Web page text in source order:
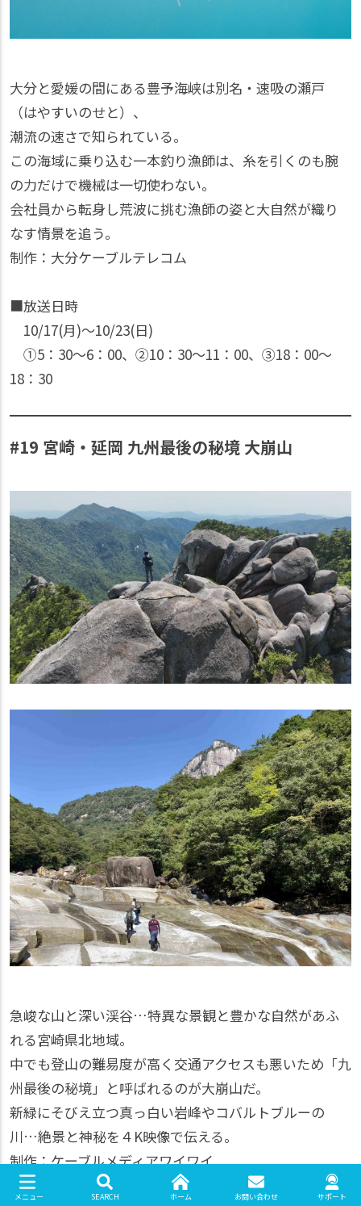
大分と愛媛の間にある豊予海峡は別名・速吸の瀬戸
（はやすいのせと）、
潮流の速さで知られている。
この海域に乗り込む一本釣り漁師は、糸を引くのも腕
の力だけで機械は一切使わない。
会社員から転身し荒波に挑む漁師の姿と大自然が織り
なす情景を追う。
制作：大分ケーブルテレコム
■放送日時
10/17(月)〜10/23(日)
①5：30〜6：00、②10：30〜11：00、③18：00〜
18：30
#19 宮崎・延岡 九州最後の秘境 大崩山
急峻な山と深い渓谷…特異な景観と豊かな自然があふ
れる宮崎県北地域。
中でも登山の難易度が高く交通アクセスも悪いため「九
州最後の秘境」と呼ばれるのが大崩山だ。
新緑にそびえ立つ真っ白い岩峰やコバルトブルーの
川…絶景と神秘を４K映像で伝える。
制作：ケーブルメディアワイワイ
メニュー SEARCH ホーム お問い合わせ サポート